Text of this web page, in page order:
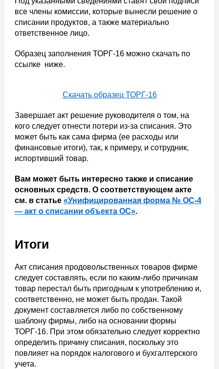
все члены комиссии, которые вынесли решение о
списании продуктов, а также материально
ответственное лицо.
Образец заполнения ТОРГ-16 можно скачать по
ссылке ниже.
Скачать образец ТОРГ-16
Завершает акт решение руководителя о том, на
кого следует отнести потери из-за списания. Это
может быть как сама фирма (ее расходы или
финансовые итоги), так, к примеру, и сотрудник,
испортивший товар.
Вам может быть интересно также и списание
основных средств. О соответствующем акте
см. в статье «Унифицированная форма № ОС-4
— акт о списании объекта ОС».
Итоги
Акт списания продовольственных товаров фирме
следует составлять, если по каким-либо причинам
товар перестал быть пригодным к употреблению и,
соответственно, не может быть продан. Такой
документ составляется либо по собственному
шаблону фирмы, либо на основании формы
ТОРГ-16. При этом обязательно следует корректно
определить причину списания, поскольку это
повлияет на порядок налогового и бухгалтерского
учета.